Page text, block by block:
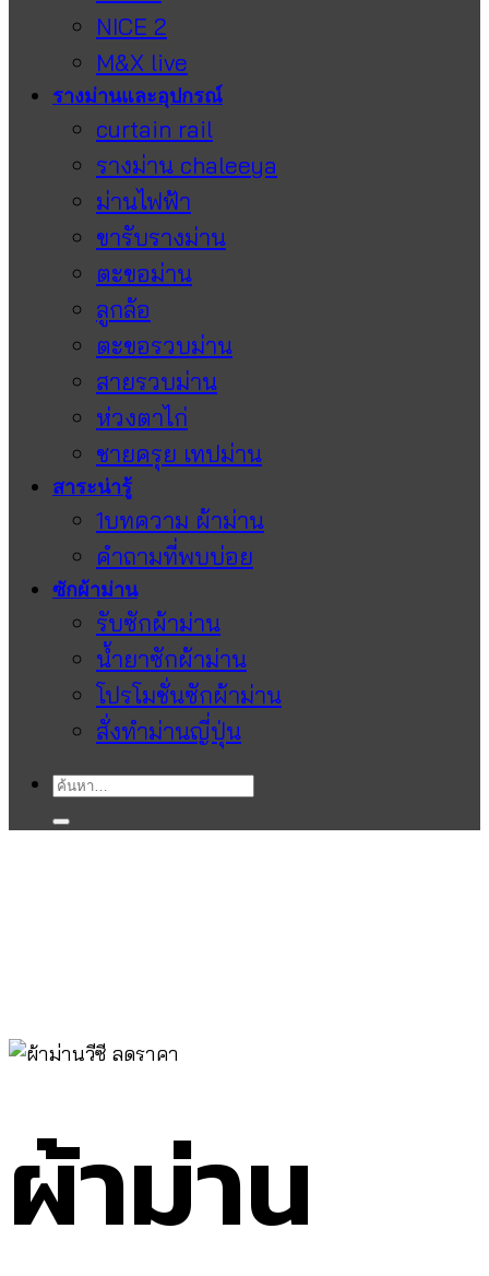
NICE 2
M&X live
รางม่านและอุปกรณ์
curtain rail
รางม่าน chaleeya
ม่านไฟฟ้า
ขารับรางม่าน
ตะขอม่าน
ลูกล้อ
ตะขอรวบม่าน
สายรวบม่าน
ห่วงตาไก่
ชายครุย เทปม่าน
สาระน่ารู้
1บทความ ผ้าม่าน
คำถามที่พบบ่อย
ซักผ้าม่าน
รับซักผ้าม่าน
น้ำยาซักผ้าม่าน
โปรโมชั่นซักผ้าม่าน
สั่งทำม่านญี่ปุ่น
ค้นหา:
ผ้าม่าน